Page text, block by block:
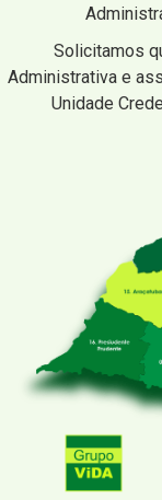
Solicitamos
Administrativa e
Unidade